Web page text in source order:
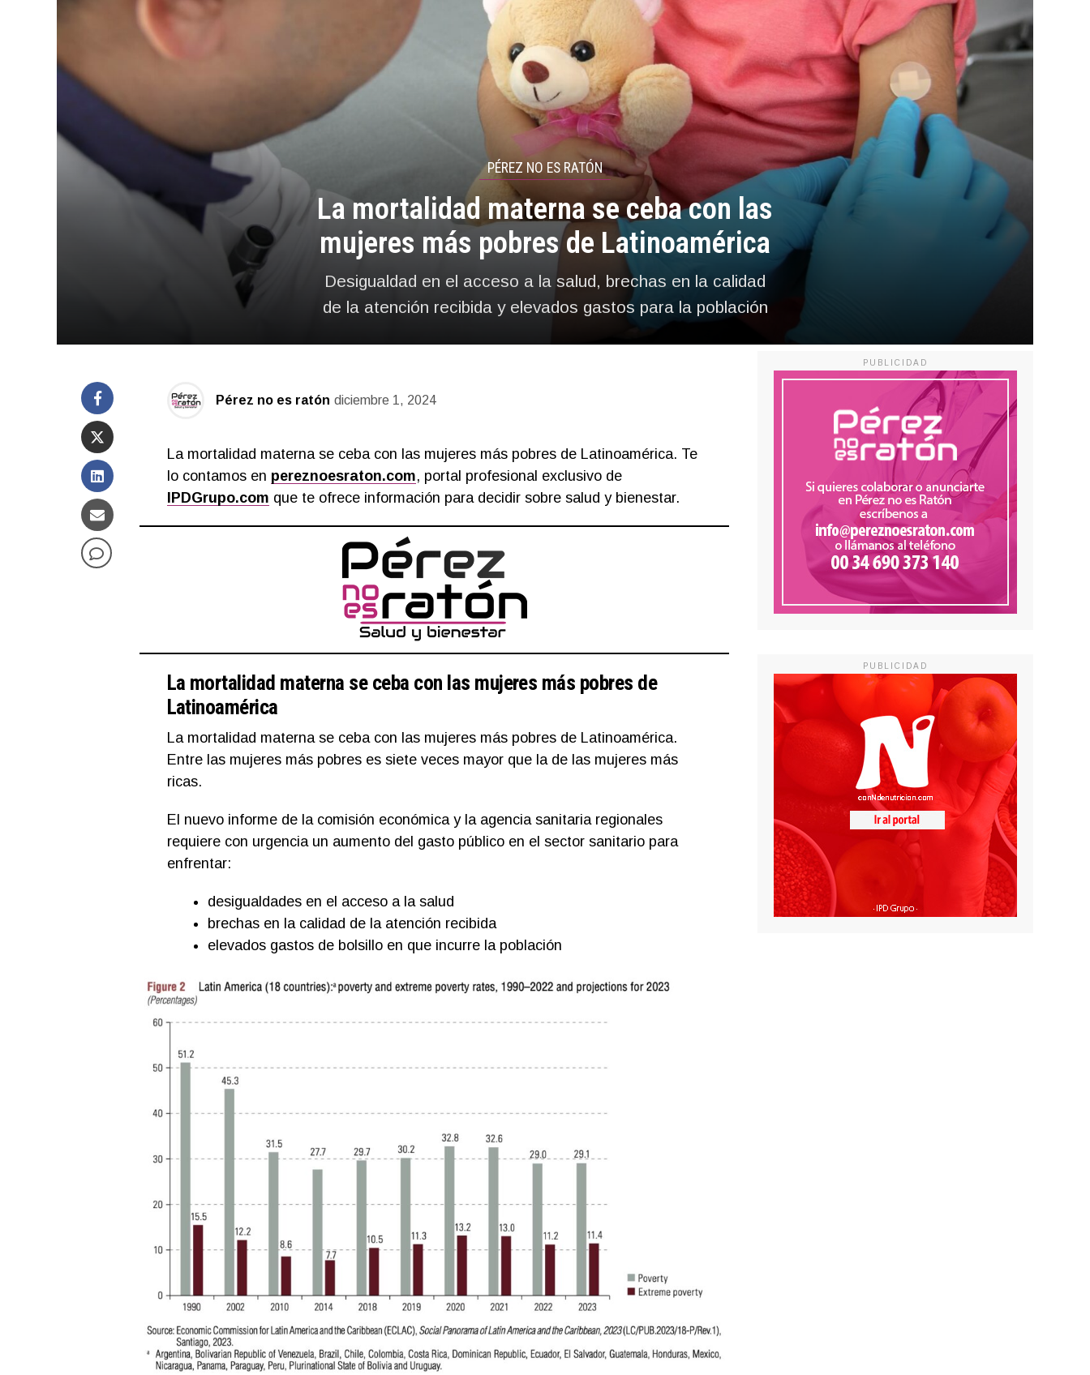
PÉREZ NO ES RATÓN
La mortalidad materna se ceba con las
mujeres más pobres de Latinoamérica
Desigualdad en el acceso a la salud, brechas en la calidad
de la atención recibida y elevados gastos para la población
Pérez no es ratón diciembre 1, 2024
La mortalidad materna se ceba con las mujeres más pobres de Latinoamérica. Te
lo contamos en pereznoesraton.com, portal profesional exclusivo de
IPDGrupo.com que te ofrece información para decidir sobre salud y bienestar.
La mortalidad materna se ceba con las mujeres más pobres de
Latinoamérica
La mortalidad materna se ceba con las mujeres más pobres de Latinoamérica.
Entre las mujeres más pobres es siete veces mayor que la de las mujeres más
ricas.
El nuevo informe de la comisión económica y la agencia sanitaria regionales
requiere con urgencia un aumento del gasto público en el sector sanitario para
enfrentar:
desigualdades en el acceso a la salud
brechas en la calidad de la atención recibida
elevados gastos de bolsillo en que incurre la población
PUBLICIDAD
PUBLICIDAD